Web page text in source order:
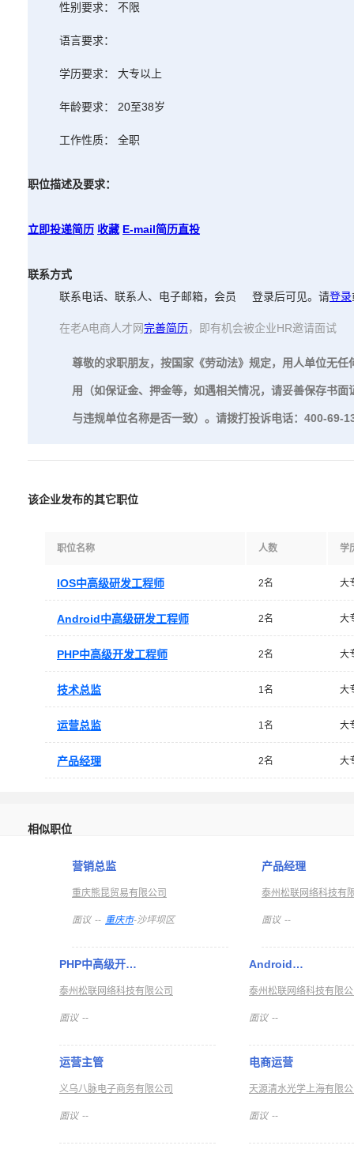
性别要求： 不限
语言要求：
学历要求： 大专以上
年龄要求： 20至38岁
工作性质： 全职
职位描述及要求：
立即投递简历 收藏 E-mail简历直投
联系方式
联系电话、联系人、电子邮箱，会员
登录后可见。请登录
在老A电商人才网完善简历，即有机会被企业HR邀请面试
尊敬的求职朋友，按国家《劳动法》规定，用人单位无
用（如保证金、押金等，如遇相关情况，请妥善保存书
与违规单位名称是否一致）。请拨打投诉电话：400-69-
该企业发布的其它职位
职位名称 人数 学
IOS中高级研发工程师 2名 大
Android中高级研发工程师 2名 大
PHP中高级开发工程师 2名 大
技术总监 1名 大
运营总监 1名 大
产品经理 2名 大
相似职位
营销总监
重庆熊昆贸易有限公司
面议 -- 重庆市-沙坪坝区
产品经理
泰州松联网络科技有
面议 --
PHP中高级开…
泰州松联网络科技有限公司
面议 --
Android…
泰州松联网络科技有限
面议 --
运营主管
义乌八脉电子商务有限公司
面议 --
电商运营
天源清水光学上海有限
面议 --